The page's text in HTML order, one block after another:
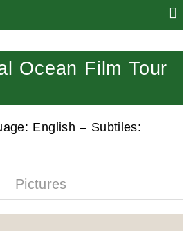
Ocean Film Tour
English – Subtiles:
Pictures